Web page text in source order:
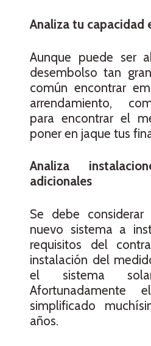
Analiza tu capacidad
Aunque puede ser
desembolso tan
común encontrar
arrendamiento,
para encontrar el
poner en jaque tus
Analiza
adicionales
Se debe
nuevo sistema a
requisitos del
instalación del
el sistema solar
simplificado
años.